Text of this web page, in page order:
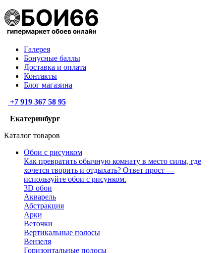
Галерея
Бонусные баллы
Доставка и оплата
Контакты
Блог магазина
+7 919 367 58 95
Екатеринбург
Каталог товаров
Обои с рисунком
Как превратить обычную комнату в место силы, где
хочется творить и отдыхать? Ответ прост —
используйте обои с рисунком.
3D обои
Акварель
Абстракция
Арки
Веточки
Вертикальные полосы
Вензеля
Горизонтальные полосы